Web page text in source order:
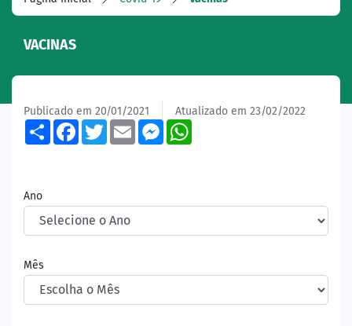
VACINAS
Publicado em 20/01/2021 Atualizado em 23/02/2022
ShareFacebook
TwitterEmailMessenger
Ano
Mês